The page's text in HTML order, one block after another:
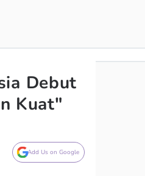
Debut
Kuat"
Add Us on Google